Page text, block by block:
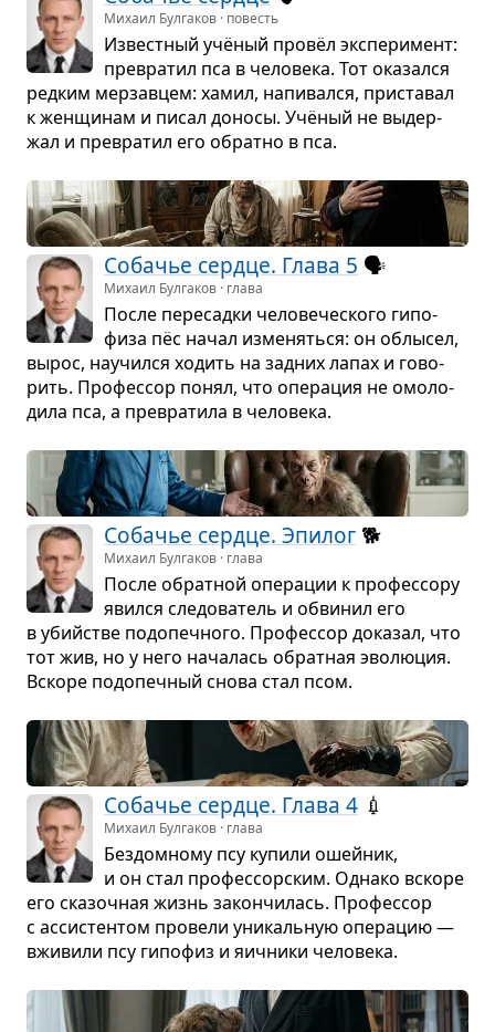
Михаил Булгаков · повесть
Извест­ный учё­ный провёл экс­пе­ри­мент:
пре­вра­тил пса в чело­века. Тот ока­зался
ред­ким мер­зав­цем: хамил, напи­вался, при­ста­вал
к жен­щи­нам и писал доносы. Учё­ный не выдер­
жал и пре­вра­тил его обратно в пса.
Соба­чье сердце. Глава 5 🗣️
Михаил Булгаков · глава
После пере­садки чело­ве­че­ского гипо­
физа пёс начал изме­няться: он облы­сел,
вырос, научился ходить на зад­них лапах и гово­
рить. Про­фес­сор понял, что опе­ра­ция не омо­ло­
дила пса, а пре­вра­тила в чело­века.
Соба­чье сердце. Эпи­лог 🐕
Михаил Булгаков · глава
После обрат­ной опе­ра­ции к про­фес­сору
явился сле­до­ва­тель и обви­нил его
в убийстве подо­печ­ного. Про­фес­сор дока­зал, что
тот жив, но у него нача­лась обрат­ная эво­лю­ция.
Вскоре подо­печ­ный снова стал псом.
Соба­чье сердце. Глава 4 💉
Михаил Булгаков · глава
Без­дом­ному псу купили ошей­ник,
и он стал про­фес­сор­ским. Однако вскоре
его ска­зоч­ная жизнь закон­чи­лась. Про­фес­сор
с асси­стен­том про­вели уни­каль­ную опе­ра­цию —
вжи­вили псу гипо­физ и яич­ники чело­века.